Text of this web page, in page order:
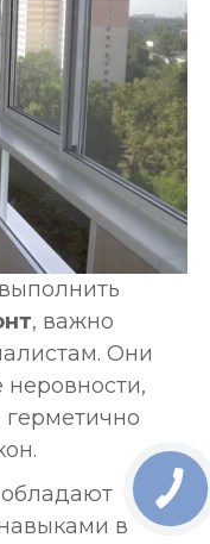
, важно
Они
неровности,
в